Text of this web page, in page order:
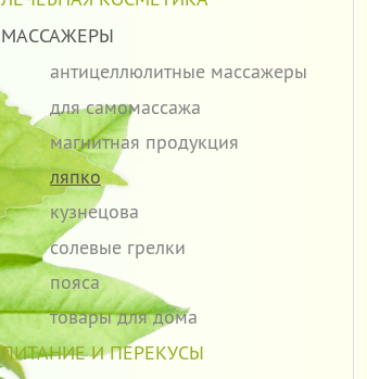
МАССАЖЕРЫ
антицеллюлитные массажеры
для самомассажа
магнитная продукция
ляпко
кузнецова
солевые грелки
пояса
товары для дома
ПИТАНИЕ И ПЕРЕКУСЫ